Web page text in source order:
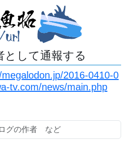
として通報する
2016-0410-0
tv.com/news/main.php